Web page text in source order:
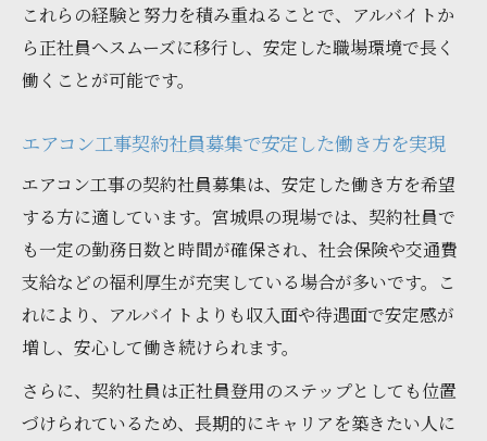
これらの経験と努力を積み重ねることで、アルバイトか
ら正社員へスムーズに移行し、安定した職場環境で長く
働くことが可能です。
エアコン工事契約社員募集で安定した働き方を実現
エアコン工事の契約社員募集は、安定した働き方を希望
する方に適しています。宮城県の現場では、契約社員で
も一定の勤務日数と時間が確保され、社会保険や交通費
支給などの福利厚生が充実している場合が多いです。こ
れにより、アルバイトよりも収入面や待遇面で安定感が
増し、安心して働き続けられます。
さらに、契約社員は正社員登用のステップとしても位置
づけられているため、長期的にキャリアを築きたい人に